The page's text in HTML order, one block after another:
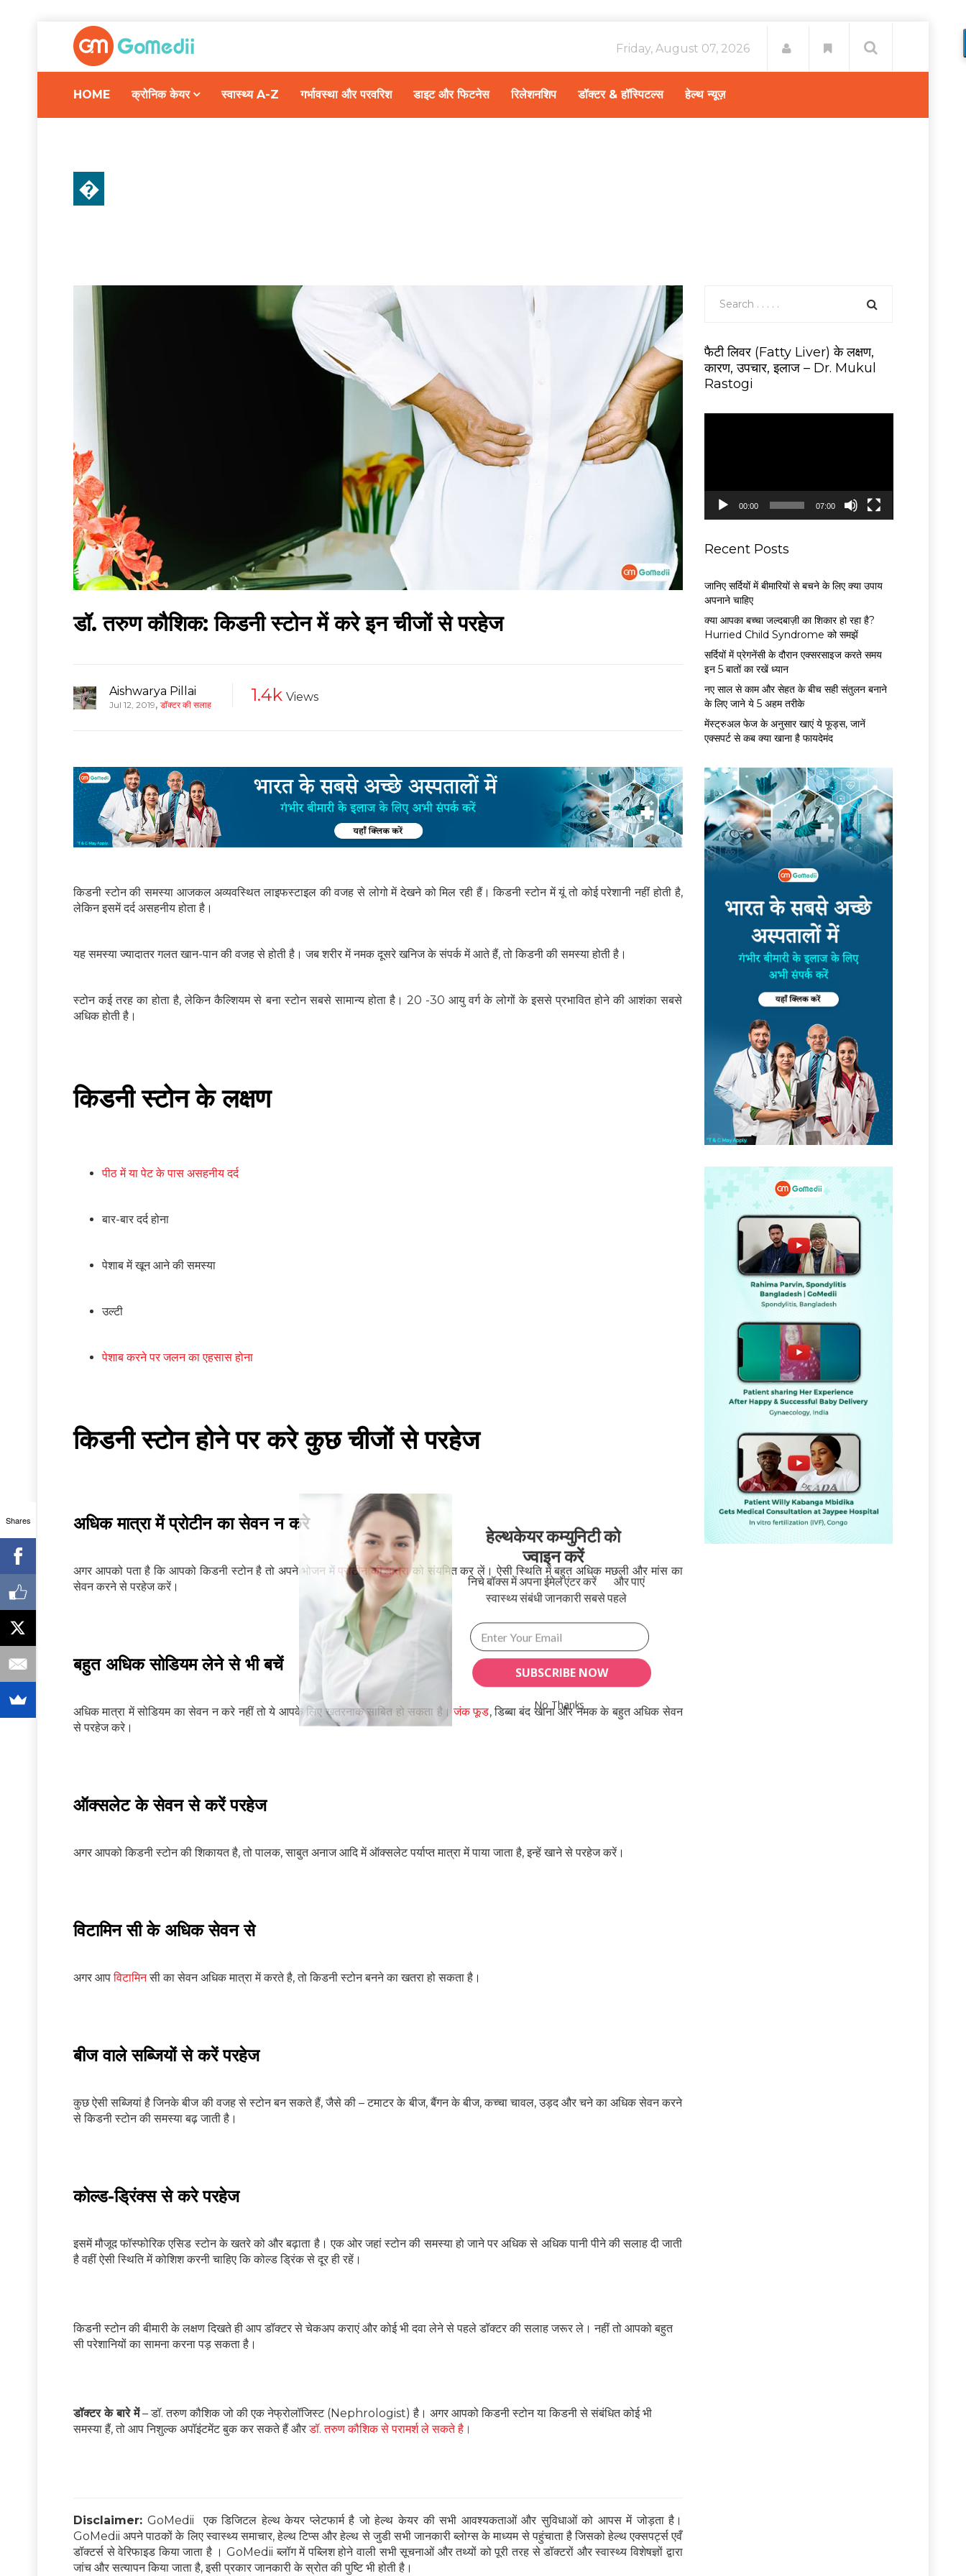
Friday, August 07, 2026
HOME क्रोनिक केयर स्वास्थ्य A-Z गर्भावस्था और परवरिश डाइट और फिटनेस रिलेशनशिप डॉक्टर & हॉस्पिटल्स हेल्थ न्यूज़
�
डॉ. तरुण कौशिक: किडनी स्टोन में करे इन चीजों से परहेज
Aishwarya Pillai
Jul 12, 2019, डॉक्टर की सलाह 1.4k Views
किडनी स्टोन की समस्या आजकल अव्यवस्थि‍त लाइफस्टाइल की वजह से लोगो में देखने को मिल रही हैं। किडनी स्टोन में यूं तो कोई परेशानी नहीं होती है,
लेकिन इसमें दर्द असहनीय होता है।
यह समस्या ज्यादातर गलत खान-पान की वजह से होती है। जब शरीर में नमक दूसरे खनिज के संपर्क में आते हैं, तो किडनी की समस्या होती है।
स्टोन कई तरह का होता है, लेकिन कैल्श‍ियम से बना स्टोन सबसे सामान्य होता है। 20 -30 आयु वर्ग के लोगों के इससे प्रभावित होने की आशंका सबसे
अधि‍क होती है।
किडनी स्टोन के लक्षण
पीठ में या पेट के पास असहनीय दर्द
बार-बार दर्द होना
पेशाब में खून आने की समस्या
उल्टी
पेशाब करने पर जलन का एहसास होना
किडनी स्टोन होने पर करे कुछ चीजों से परहेज
अधिक मात्रा में प्रोटीन का सेवन न करे
अगर आपको पता है कि आपको किडनी स्टोन है तो अपने भोजन मेंप्रोटीन की मात्राको संयमित कर लें। ऐसी स्थिति में बहुत अधि‍क मछली और मांस का
सेवन करने से परहेज करें।
बहुत अधिक सोडियम लेने से भी बचें
अधिक मात्रा में सोडियम का सेवन न करे नहीं तो ये आपके लिए खतरनाक साबित हो सकता है।जंक फूड, डिब्बा बंद खाना और नमक के बहुत अधिक सेवन
से परहेज करे।
ऑक्सलेट के सेवन से करें परहेज
अगर आपको किडनी स्टोन की शिकायत है, तो पालक, साबुत अनाज आदि में ऑक्सलेट पर्याप्त मात्रा में पाया जाता है, इन्हें खाने से परहेज करें।
विटामिन सी के अधिक सेवन से
अगर आपविटामिनसी का सेवन अधिक मात्रा में करते है, तो किडनी स्टोन बनने का खतरा हो सकता है।
बीज वाले सब्जियों से करें परहेज
कुछ ऐसी सब्जियां है जिनके बीज की वजह से स्टोन बन सकते हैं, जैसे की – टमाटर के बीज, बैंगन के बीज, कच्चा चावल, उड़द और चने का अधिक सेवन करने
से किडनी स्टोन की समस्या बढ़ जाती है।
कोल्ड-ड्रिंक्स से करे परहेज
इसमें मौजूद फॉस्फोरिक एसिड स्टोन के खतरे को और बढ़ाता है। एक ओर जहां स्टोन की समस्या हो जाने पर अधिक से अधिक पानी पीने की सलाह दी जाती
है वहीं ऐसी स्थिति में कोशिश करनी चाहिए कि कोल्ड ड्रिंक से दूर ही रहें।
किडनी स्टोन की बीमारी के लक्षण दिखते ही आप डॉक्टर से चेकअप कराएं और कोई भी दवा लेने से पहले डॉक्टर की सलाह जरूर ले। नहीं तो आपको बहुत
सी परेशानियों का सामना करना पड़ सकता है।
डॉक्टर के बारे में– डॉ. तरुण कौशिक जो की एक नेफ्रोलॉजिस्ट (Nephrologist) है। अगर आपको किडनी स्टोन या किडनी से संबंधित कोई भी
समस्या हैं, तो आप निशुल्क अपॉइंटमेंट बुक कर सकते हैं औरडॉ. तरुण कौशिक से परामर्श ले सकते है।
Disclaimer: GoMedii एक डिजिटल हेल्थ केयर प्लेटफार्म है जो हेल्थ केयर की सभी आवश्यकताओं और सुविधाओं को आपस में जोड़ता है।
GoMedii अपने पाठकों के लिए स्वास्थ्य समाचार, हेल्थ टिप्स और हेल्थ से जुडी सभी जानकारी ब्लोग्स के माध्यम से पहुंचाता है जिसको हेल्थ एक्सपर्ट्स एवँ
डॉक्टर्स से वेरिफाइड किया जाता है । GoMedii ब्लॉग में पब्लिश होने वाली सभी सूचनाओं और तथ्यों को पूरी तरह से डॉक्टरों और स्वास्थ्य विशेषज्ञों द्वारा
जांच और सत्यापन किया जाता है, इसी प्रकार जानकारी के स्रोत की पुष्टि भी होती है।
फैटी लिवर (Fatty Liver) के लक्षण,
कारण, उपचार, इलाज – Dr. Mukul
Rastogi
y
00:00 07:00
Recent Posts
जानिए सर्दियों में बीमारियों से बचने के लिए क्या उपाय
अपनाने चाहिए
क्या आपका बच्चा जल्दबाज़ी का शिकार हो रहा है?
Hurried Child Syndrome को समझें
सर्द‍ियों में प्रेगनेंसी के दौरान एक्सरसाइज करते समय
इन 5 बातों का रखें ध्यान
नए साल से काम और सेहत के बीच सही संतुलन बनाने
के लिए जाने ये 5 अहम तरीके
मेंस्ट्रुअल फेज के अनुसार खाएं ये फूड्स, जानें
एक्सपर्ट से कब क्या खाना है फायदेमंद
Shares
SUBSCRIBE NOW
हेल्थकेयर कम्युनिटी को
ज्वाइन करें
निचे बॉक्स में अपना ईमेल एंटर करें और पाएं
स्वास्थ्य संबंधी जानकारी सबसे पहले
No Thanks